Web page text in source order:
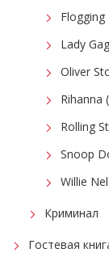
Lady
Oliver
Rihanna
Rolling
Snoop
Willie
Криминал
Гостевая